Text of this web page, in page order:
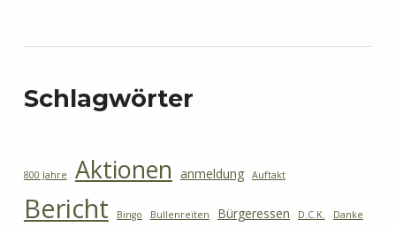
Schlagwörter
800 Jahre Aktionen anmeldung Auftakt
Bericht Bingo Bullenreiten Bürgeressen D.C.K. Danke